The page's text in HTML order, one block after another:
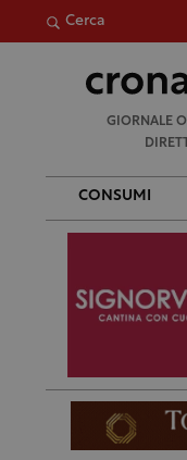
Cerca
GIORNALE
CONSUMI